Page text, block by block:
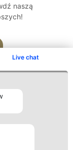
Live chat
naszą